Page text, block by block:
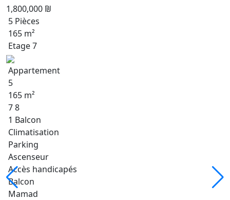
1,800,000 ₪
5 Pièces
165 m²
Etage 7
Appartement
5
165 m²
7 8
1 Balcon
Climatisation
Parking
Ascenseur
Accès handicapés
Balcon
Mamad